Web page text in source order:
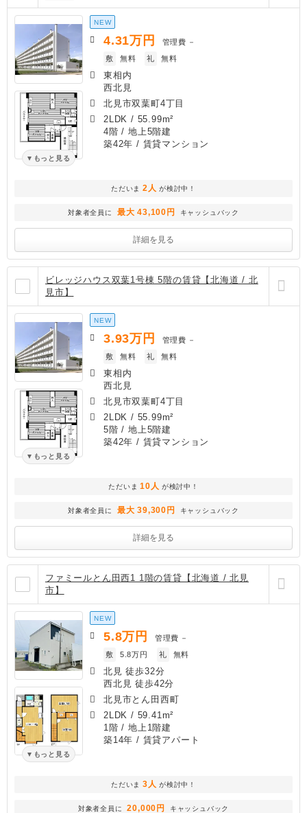
もっと見る
NEW
4.31万円 管理費 －
敷
無料 礼 無料
東相内
西北見
北見市双葉町4丁目
2LDK / 55.99m²
4階 / 地上5階建
築42年 / 賃貸マンション
ただいま 2人 が検討中！
対象者全員に 最大 43,100円 キャッシュバック
詳細を見る
ビレッジハウス双葉1号棟 5階の賃貸【北海道 / 北
見市】
もっと見る
NEW
3.93万円 管理費 －
敷
無料 礼 無料
東相内
西北見
北見市双葉町4丁目
2LDK / 55.99m²
5階 / 地上5階建
築42年 / 賃貸マンション
ただいま 10人 が検討中！
対象者全員に 最大 39,300円 キャッシュバック
詳細を見る
ファミールとん田西1 1階の賃貸【北海道 / 北見
市】
もっと見る
NEW
5.8万円 管理費 －
敷
5.8万円 礼 無料
北見 徒歩32分
西北見 徒歩42分
北見市とん田西町
2LDK / 59.41m²
1階 / 地上1階建
築14年 / 賃貸アパート
ただいま 3人 が検討中！
対象者全員に 20,000円 キャッシュバック